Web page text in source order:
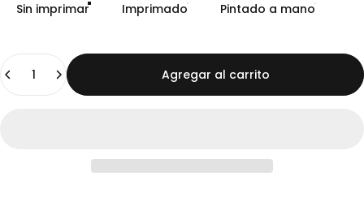
Sin imprimar Imprimado Pintado a mano
Cantidad
Agregar al carrito